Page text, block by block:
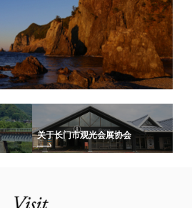
使用租来的自行车游览以樱花闻名的长门汤
） 结束
原创艺术品
关于长门市观光会展协会